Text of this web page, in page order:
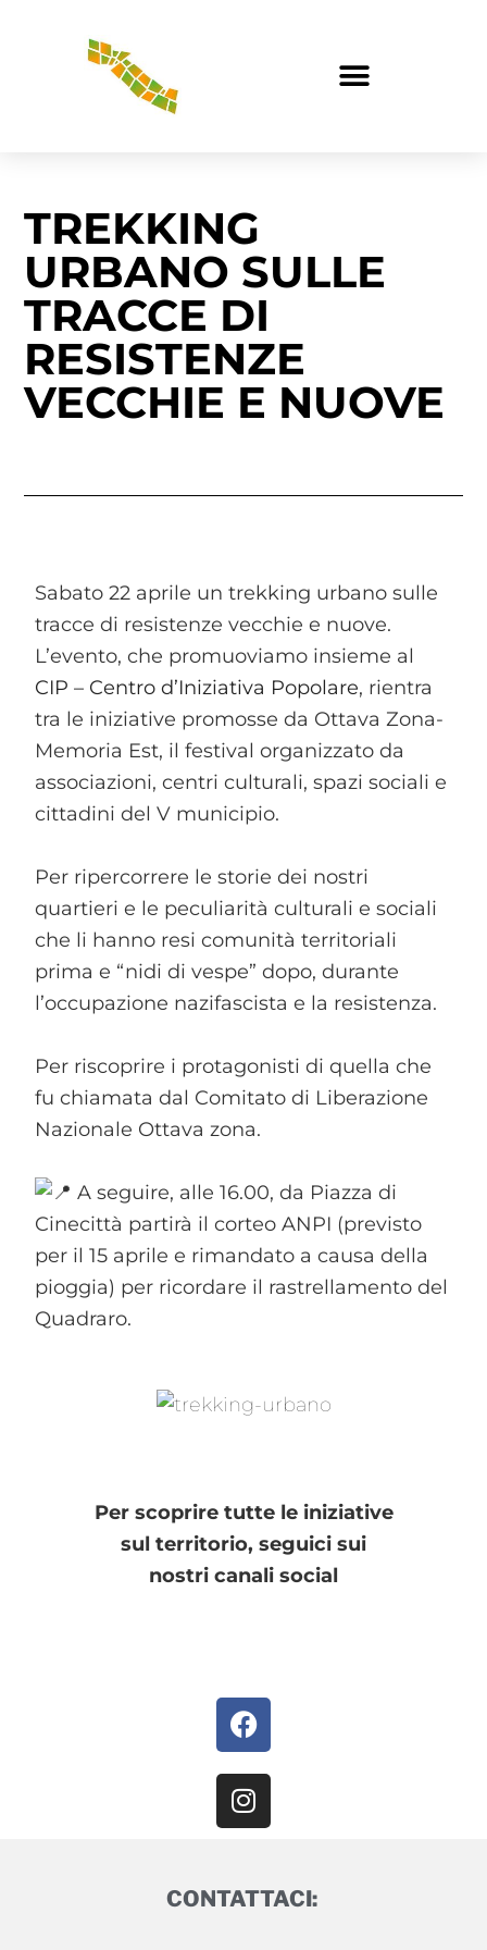
TREKKING
URBANO SULLE
TRACCE DI
RESISTENZE
VECCHIE E NUOVE
Sabato 22 aprile un trekking urbano sulle
tracce di resistenze vecchie e nuove.
L’evento, che promuoviamo insieme al
CIP – Centro d’Iniziativa Popolare, rientra
tra le iniziative promosse da Ottava Zona-
Memoria Est, il festival organizzato da
associazioni, centri culturali, spazi sociali e
cittadini del V municipio.
Per ripercorrere le storie dei nostri
quartieri e le peculiarità culturali e sociali
che li hanno resi comunità territoriali
prima e “nidi di vespe” dopo, durante
l’occupazione nazifascista e la resistenza.
Per riscoprire i protagonisti di quella che
fu chiamata dal Comitato di Liberazione
Nazionale Ottava zona.
A seguire, alle 16.00, da Piazza di
Cinecittà partirà il corteo ANPI (previsto
per il 15 aprile e rimandato a causa della
pioggia) per ricordare il rastrellamento del
Quadraro.
Per scoprire tutte le iniziative
sul territorio, seguici sui
nostri canali social
CONTATTACI: